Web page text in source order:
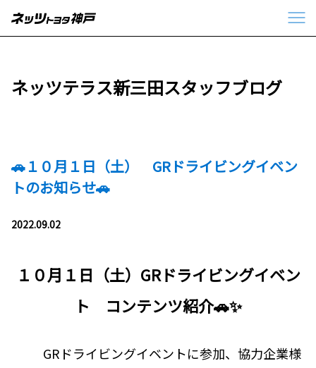
ネッツテラス新三田スタッフブログ
🚗１０月１日（土） GRドライビングイベン
トのお知らせ🚗
2022.09.02
１０月１日（土）GRドライビングイベン
ト コンテンツ紹介🚗✨
GRドライビングイベントに参加、協力企業様